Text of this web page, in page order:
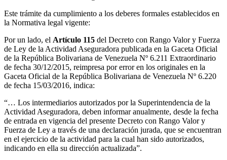
Este trámite da cumplimiento a los deberes formales establecidos en
la Normativa legal vigente:
Por un lado, el Artículo 115 del Decreto con Rango Valor y Fuerza
de Ley de la Actividad Aseguradora publicada en la Gaceta Oficial
de la República Bolivariana de Venezuela Nº 6.211 Extraordinario
de fecha 30/12/2015, reimpresa por error en los originales en la
Gaceta Oficial de la República Bolivariana de Venezuela Nº 6.220
de fecha 15/03/2016, indica:
“… Los intermediarios autorizados por la Superintendencia de la
Actividad Aseguradora, deben informar anualmente, desde la fecha
de entrada en vigencia del presente Decreto con Rango Valor y
Fuerza de Ley a través de una declaración jurada, que se encuentran
en el ejercicio de la actividad para la cual han sido autorizados,
indicando en ella su dirección actualizada”.